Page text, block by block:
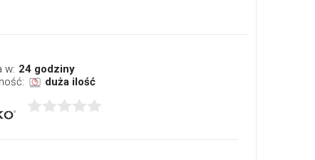
w: 24 godziny
duża ilość